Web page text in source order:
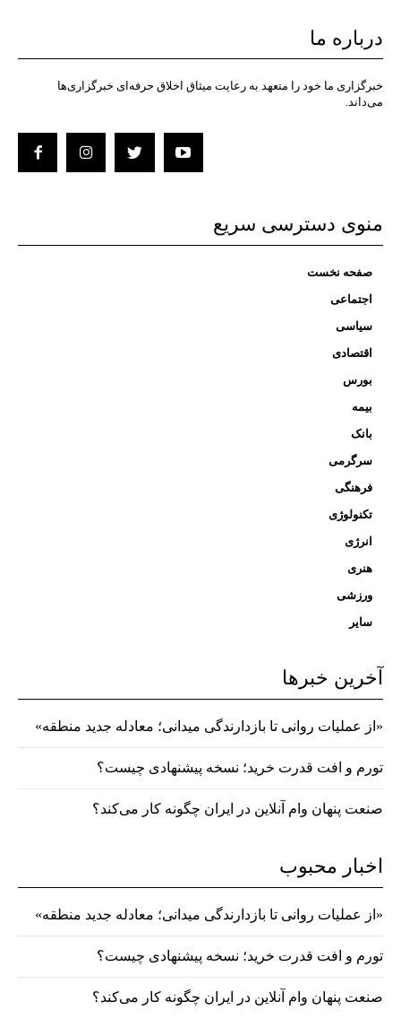
درباره ما
خبرگزاری ما خود را متعهد به رعایت میثاق اخلاق حرفه‌ای خبرگزاری‌ها
می‌داند.
منوی دسترسی سریع
صفحه نخست
اجتماعی
سیاسی
اقتصادی
بورس
بیمه
بانک
سرگرمی
فرهنگی
تکنولوژی
انرژی
هنری
ورزشی
سایر
آخرین خبرها
«از عملیات روانی تا بازدارندگی میدانی؛ معادله جدید منطقه»
تورم و افت قدرت خرید؛ نسخه پیشنهادی چیست؟
صنعت پنهان وام آنلاین در ایران چگونه کار می‌کند؟
اخبار محبوب
«از عملیات روانی تا بازدارندگی میدانی؛ معادله جدید منطقه»
تورم و افت قدرت خرید؛ نسخه پیشنهادی چیست؟
صنعت پنهان وام آنلاین در ایران چگونه کار می‌کند؟